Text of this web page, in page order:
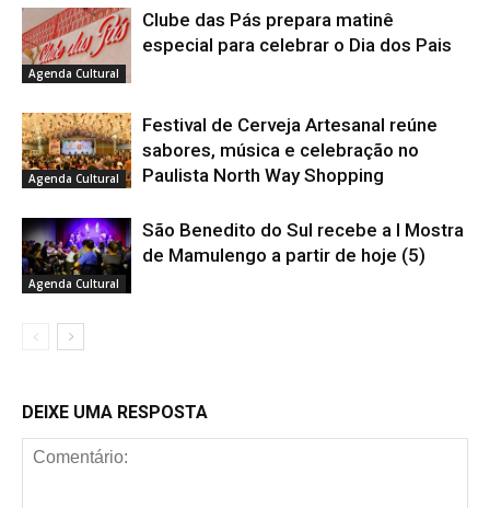
Agenda Cultural
Clube das Pás prepara matinê
especial para celebrar o Dia dos Pais
Agenda Cultural
Festival de Cerveja Artesanal reúne
sabores, música e celebração no
Paulista North Way Shopping
Agenda Cultural
São Benedito do Sul recebe a I Mostra
de Mamulengo a partir de hoje (5)
DEIXE UMA RESPOSTA